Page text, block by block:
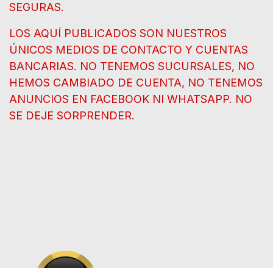
SEGURAS.
LOS AQUÍ PUBLICADOS SON NUESTROS
ÚNICOS MEDIOS DE CONTACTO Y CUENTAS
BANCARIAS. NO TENEMOS SUCURSALES, NO
HEMOS CAMBIADO DE CUENTA, NO TENEMOS
ANUNCIOS EN FACEBOOK NI WHATSAPP. NO
SE DEJE SORPRENDER.